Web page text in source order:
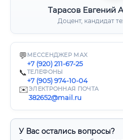
Тарасов Евгений
Доцент, кандидат
💬 МЕССЕНДЖЕР MAX
+7 (920) 211-67-25
📞ТЕЛЕФОНЫ
+7 (905) 974-10-04
✉️ЭЛЕКТРОННАЯ ПОЧТА
382652@mail.ru
У Вас остались вопросы?